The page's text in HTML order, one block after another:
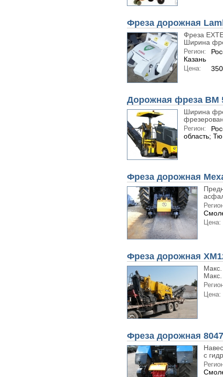
Фреза дорожная
Фреза
Ширина
Регион:
Казань
Цена:
Дорожная фреза BM
Ширина
Регион:
область;
Фреза дорожная
Цена:
Фреза дорожная
Цена:
Фреза дорожная 8047
с